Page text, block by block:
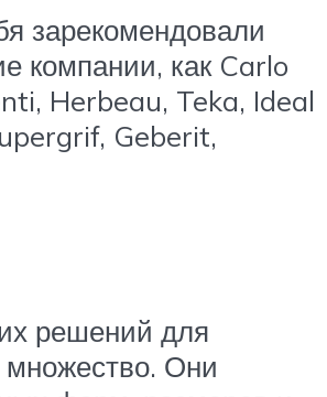
зарекомендовали
компании, как Carlo
Herbeau, Teka, Ideal
Geberit,
решений для
Они